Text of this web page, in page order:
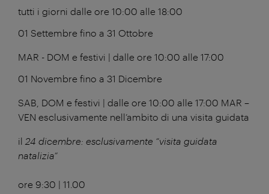
tutti i giorni dalle ore 10:00 alle 18:00
01 Settembre fino a 31 Ottobre
MAR - DOM e festivi | dalle ore 10:00 alle 17:00
01 Novembre fino a 31 Dicembre
SAB, DOM e festivi | dalle ore 10:00 alle 17:00 MAR –
VEN esclusivamente nell’ambito di una visita guidata
il 24 dicembre: esclusivamente “visita guidata
natalizia”
ore 9:30 | 11.00